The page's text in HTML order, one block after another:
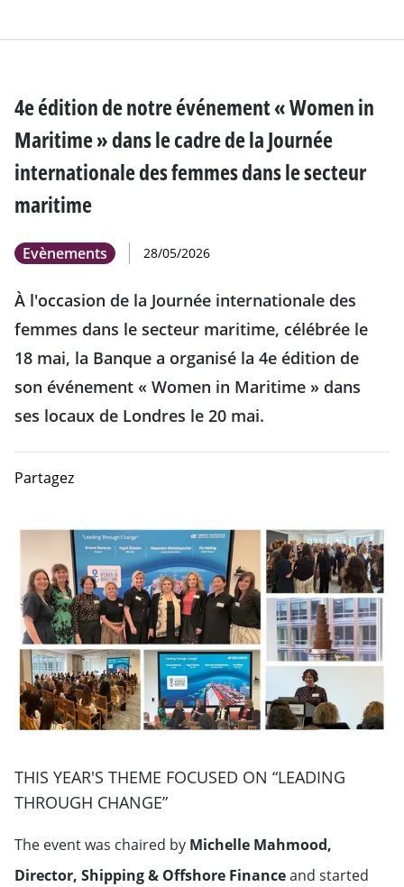
4e édition de notre événement « Women in
Maritime » dans le cadre de la Journée
internationale des femmes dans le secteur
maritime
Evènements 28/05/2026
À l'occasion de la Journée internationale des
femmes dans le secteur maritime, célébrée le
18 mai, la Banque a organisé la 4e édition de
son événement « Women in Maritime » dans
ses locaux de Londres le 20 mai.
Partagez
THIS YEAR'S THEME FOCUSED ON “LEADING
THROUGH CHANGE”
The event was chaired by Michelle Mahmood,
Director, Shipping & Offshore Financeand started